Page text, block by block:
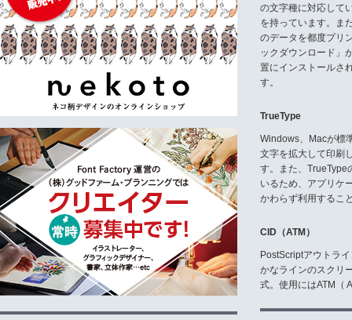
の文字種に対応して
を持っています。ま
のデータを都度プリ
ックダウンロード」
置にインストールさ
す。
TrueType
Windows、Macが標
文字を拡大して印刷
す。また、TrueType
いるため、アプリケ
かわらず利用するこ
CID（ATM）
PostScriptアウトラ
かなラインのスクリ
式。使用にはATM（